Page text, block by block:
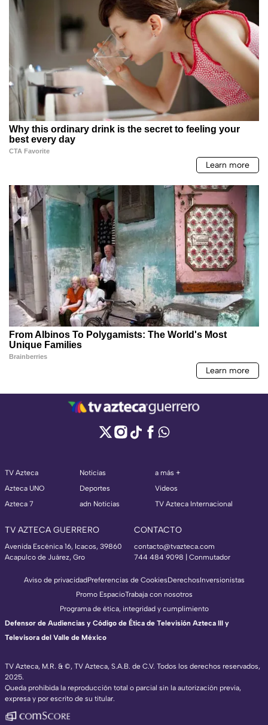
TV Azteca
Azteca UNO
Azteca 7
Noticias
Deportes
adn Noticias
a más +
Videos
TV Azteca Internacional
TV AZTECA GUERRERO
Avenida Escénica 16, Icacos, 39860
Acapulco de Juárez, Gro
CONTACTO
contacto@tvazteca.com
744 484 9098 | Conmutador
TV Azteca, M.R. & ©, TV Azteca, S.A.B. de C.V. Todos los derechos reservados,
2025.
Queda prohibida la reproducción total o parcial sin la autorización previa,
expresa y por escrito de su titular.
Aviso de privacidadPreferencias de CookiesDerechosInversionistas
Promo EspacioTrabaja con nosotros
Programa de ética, integridad y cumplimiento
Defensor de Audiencias y Código de Ética de Televisión Azteca III y
Televisora del Valle de México